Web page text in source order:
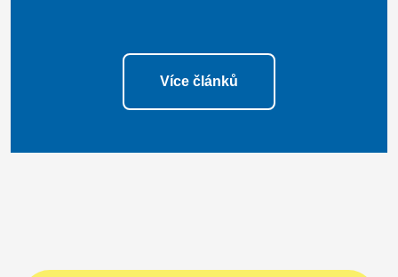
Více článků